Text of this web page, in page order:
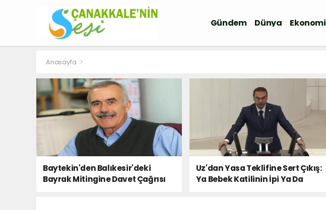
Gündem Dünya Ekonomi
Anasayfa
Baytekin'den Balıkesir'deki
Bayrak Mitingine Davet Çağrısı
Uz'dan Yasa Teklifine Sert Çıkış:
Ya Bebek Katilinin İpi Ya Da